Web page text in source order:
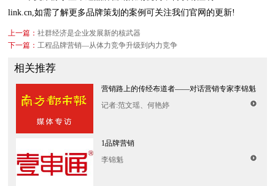
link.cn,如需了解更多品牌策划的案例可关注我们官网的更新!
上一篇：社群经济是企业发展新的核武器
下一篇：工程品牌营销—从体力竞争升级到内力竞争
相关推荐
营销路上的传经布道者——对话营销专家李锦魁
记者:范文瑶、何艳婷
1品牌营销
李锦魁